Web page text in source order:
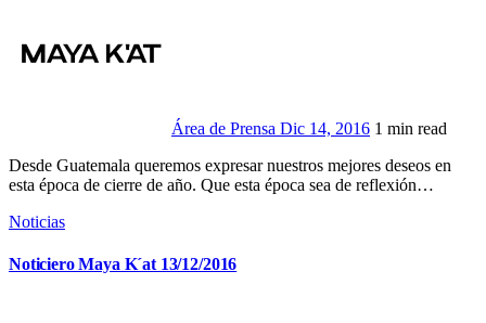
Área de Prensa Dic 14, 2016 1 min read
Desde Guatemala queremos expresar nuestros mejores deseos en
esta época de cierre de año. Que esta época sea de reflexión…
Noticias
Noticiero Maya K´at 13/12/2016